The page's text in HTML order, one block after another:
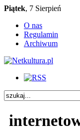
Piątek, 7 Sierpień
O nas
Regulamin
Archiwum